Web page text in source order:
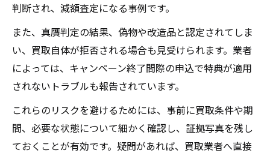
判断され、減額査定になる事例です。
また、真贋判定の結果、偽物や改造品と認定されてしま
い、買取自体が拒否される場合も見受けられます。業者
によっては、キャンペーン終了間際の申込で特典が適用
されないトラブルも報告されています。
これらのリスクを避けるためには、事前に買取条件や期
間、必要な状態について細かく確認し、証拠写真を残し
ておくことが有効です。疑問があれば、買取業者へ直接